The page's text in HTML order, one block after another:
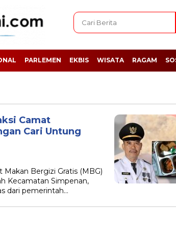
PARLEMEN EKBIS WISATA RAGAM
Camat
Cari Untung
Makan Bergizi Gratis (MBG)
Kecamatan Simpenan,
dari pemerintah…